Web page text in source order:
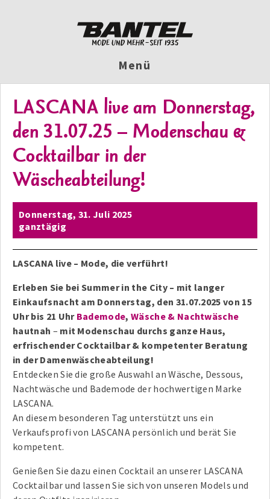
Menü
LASCANA live am Donnerstag,
den 31.07.25 – Modenschau &
Cocktailbar in der
Wäscheabteilung!
Donnerstag, 31. Juli 2025
ganztägig
LASCANA live – Mode, die verführt!
Erleben Sie bei Summer in the City – mit langer
Einkaufsnacht am Donnerstag, den 31.07.2025 von 15
Uhr bis 21 Uhr Bademode,Wäsche & Nachtwäsche
hautnah – mit Modenschau durchs ganze Haus,
erfrischender Cocktailbar & kompetenter Beratung
in der Damenwäscheabteilung!
Entdecken Sie die große Auswahl an Wäsche, Dessous,
Nachtwäsche und Bademode der hochwertigen Marke
LASCANA.
An diesem besonderen Tag unterstützt uns ein
Verkaufsprofi von LASCANA persönlich und berät Sie
kompetent.
Genießen Sie dazu einen Cocktail an unserer LASCANA
Cocktailbar und lassen Sie sich von unseren Models und